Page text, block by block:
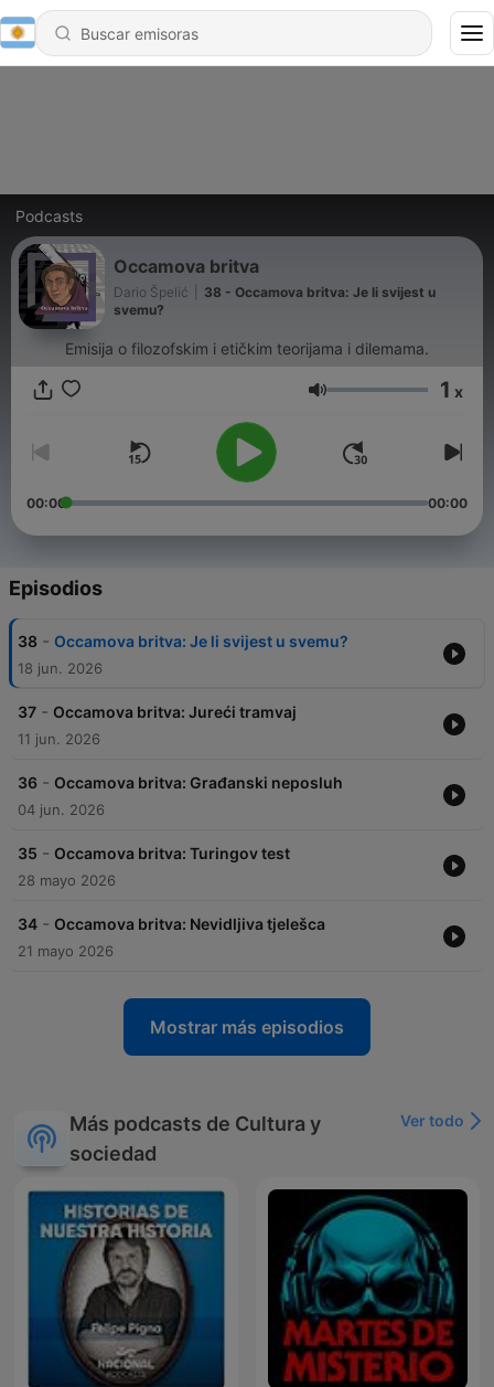
Podcasts
Occamova britva
Dario Špelić
38 - Occamova britva: Je li svijest u
svemu?
Emisija o filozofskim i etičkim teorijama i dilemama.
Volumen 1 x
00:00 00:00
Episodios
38 - Occamova britva: Je li svijest u svemu?
18 jun. 2026
37 - Occamova britva: Jureći tramvaj
11 jun. 2026
36 - Occamova britva: Građanski neposluh
04 jun. 2026
35 - Occamova britva: Turingov test
28 mayo 2026
34 - Occamova britva: Nevidljiva tjelešca
21 mayo 2026
Mostrar más episodios
Más podcasts de Cultura y
sociedad
Ver todo